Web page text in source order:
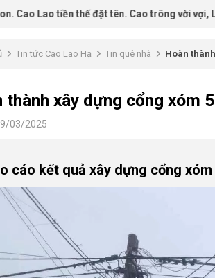
thế đặt tên. Cao trông vời vợi, Lao bền
Tin tức Cao Lao Hạ Tin quê nhà Hoàn
thành xây dựng cổng xóm 5
03/2025
cáo kết quả xây dựng cổng